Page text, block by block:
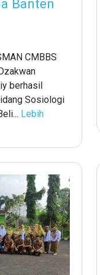
Banten
CMBBS
berhasil
Sosiologi
Lebih